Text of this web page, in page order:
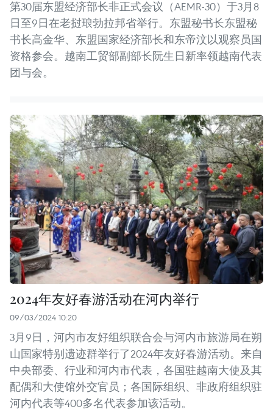
第30届东盟经济部长非正式会议（AEMR-30）于3月8
日至9日在老挝琅勃拉邦省举行。东盟秘书长东盟秘
书长高金华、东盟国家经济部长和东帝汶以观察员国
资格参会。越南工贸部副部长阮生日新率领越南代表
团与会。
2024年友好春游活动在河内举行
09/03/2024 10:20
3月9日，河内市友好组织联合会与河内市旅游局在朔
山国家特别遗迹群举行了2024年友好春游活动。来自
中央部委、行业和河内市代表，各国驻越南大使及其
配偶和大使馆外交官员；各国际组织、非政府组织驻
河内代表等400多名代表参加该活动。